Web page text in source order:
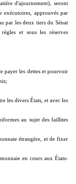
d'ajournement), seront
exécutoires, approuvés par
par les deux tiers du Sénat
et sous les réserves
payer les dettes et pourvoir
les divers États, et avec les
au sujet des faillites
étrangère, et de fixer
en cours aux États-